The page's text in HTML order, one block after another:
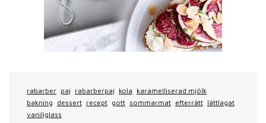
rabarber paj rabarberpaj kola karamelliserad mjölk
bakning dessert recept gott sommarmat efterrätt lättlagat
vaniljglass